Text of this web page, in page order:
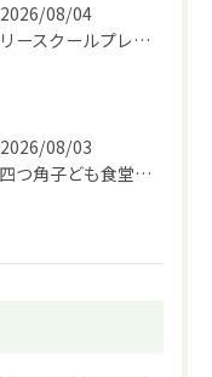
2026/08/04
フリースクールプレオープン①
2026/08/03
原四つ角子ども食堂を8月は２回実施します！